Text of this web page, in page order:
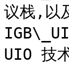
议栈,
UIO 技